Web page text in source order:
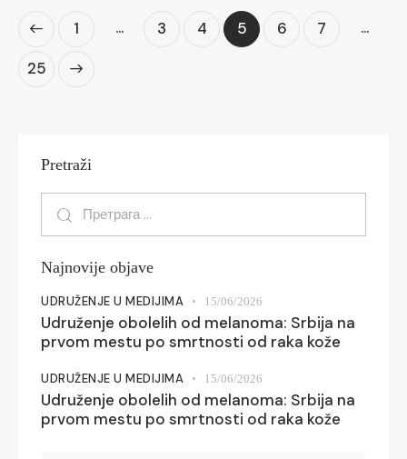
1 … 3 4 5 6 7 …
25
Pretraži
Najnovije objave
UDRUŽENJE U MEDIJIMA 15/06/2026
Udruženje obolelih od melanoma: Srbija na
prvom mestu po smrtnosti od raka kože
UDRUŽENJE U MEDIJIMA 15/06/2026
Udruženje obolelih od melanoma: Srbija na
prvom mestu po smrtnosti od raka kože